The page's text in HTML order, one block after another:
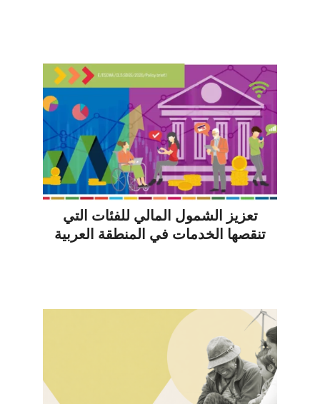
تعزيز الشمول المالي للفئات التي
تنقصها الخدمات في المنطقة العربية